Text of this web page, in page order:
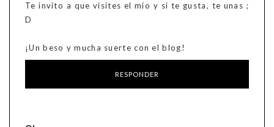
Te invito a que visites el mío y si te gusta, te unas ;
D
¡Un beso y mucha suerte con el blog!
RESPONDER